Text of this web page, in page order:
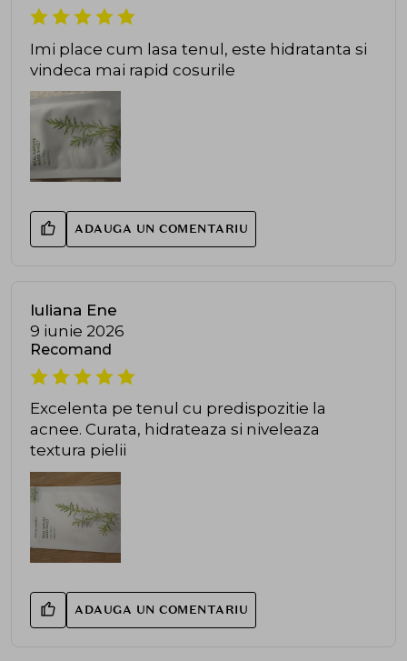
Imi place cum lasa tenul, este hidratanta si
vindeca mai rapid cosurile
ADAUGA UN COMENTARIU
Iuliana Ene
9 iunie 2026
Recomand
Excelenta pe tenul cu predispozitie la
acnee. Curata, hidrateaza si niveleaza
textura pielii
ADAUGA UN COMENTARIU